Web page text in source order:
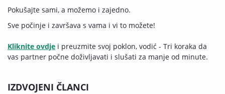
Pokušajte sami, a možemo i zajedno.
Sve počinje i završava s vama i vi to možete!
Kliknite ovdje i preuzmite svoj poklon, vodić - Tri koraka da
vas partner počne doživljavati i slušati za manje od minute.
IZDVOJENI ČLANCI